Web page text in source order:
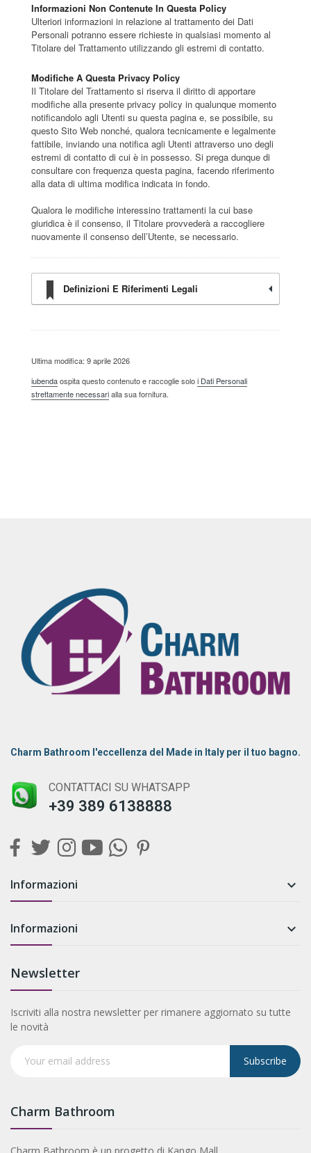
Informazioni Non Contenute In Questa Policy
Ulteriori informazioni in relazione al trattamento dei Dati
Personali potranno essere richieste in qualsiasi momento al
Titolare del Trattamento utilizzando gli estremi di contatto.
Modifiche A Questa Privacy Policy
Il Titolare del Trattamento si riserva il diritto di apportare
modifiche alla presente privacy policy in qualunque momento
notificandolo agli Utenti su questa pagina e, se possibile, su
questo Sito Web nonché, qualora tecnicamente e legalmente
fattibile, inviando una notifica agli Utenti attraverso uno degli
estremi di contatto di cui è in possesso. Si prega dunque di
consultare con frequenza questa pagina, facendo riferimento
alla data di ultima modifica indicata in fondo.
Qualora le modifiche interessino trattamenti la cui base
giuridica è il consenso, il Titolare provvederà a raccogliere
nuovamente il consenso dell’Utente, se necessario.
Definizioni E Riferimenti Legali
Ultima modifica: 9 aprile 2026
iubendaospita questo contenuto e raccoglie soloi Dati Personali
strettamente necessarialla sua fornitura.
Charm Bathroom l'eccellenza del Made in Italy per il tuo bagno.
CONTATTACI SU WHATSAPP
+39 389 6138888
Informazioni 
Informazioni 
Newsletter
Iscriviti alla nostra newsletter per rimanere aggiornato su tutte
le novità
Subscribe
Charm Bathroom